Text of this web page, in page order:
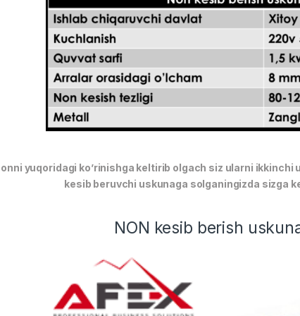
yuqoridagi ko’rinishga keltirib olgach siz ularni ikkinchi
kesib beruvchi uskunaga solganingizda sizga
NON kesib berish